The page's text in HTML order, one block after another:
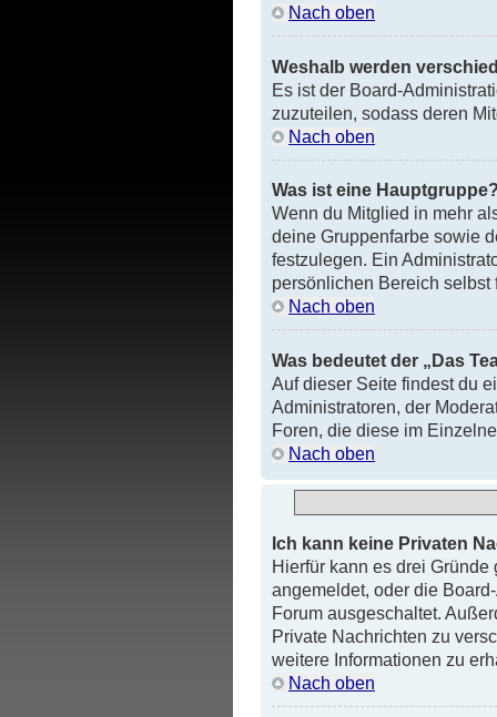
Nach oben
Weshalb werden
Es ist der Board-
zuzuteilen, sodass deren
Nach oben
Was ist eine
Wenn du Mitglied in mehr
deine Gruppenfarbe sowie
festzulegen. Ein
persönlichen Bereich selbst
Nach oben
Was bedeutet der „Das
Auf dieser Seite findest du
Administratoren, der
Foren, die diese im
Nach oben
Ich kann keine Privaten
Hierfür kann es drei
angemeldet, oder die
Forum ausgeschaltet.
Private Nachrichten zu
weitere Informationen zu
Nach oben